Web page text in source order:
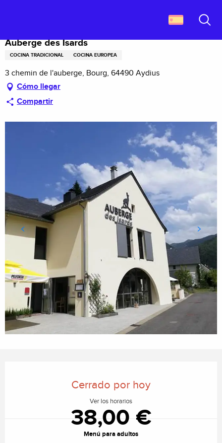
principal
Auberge des Isards
COCINA TRADICIONAL COCINA EUROPEA
3 chemin de l'auberge, Bourg, 64490 Aydius
Cómo llegar
Compartir
Cerrado por hoy
Ver los horarios
38,00 €
Menú para adultos